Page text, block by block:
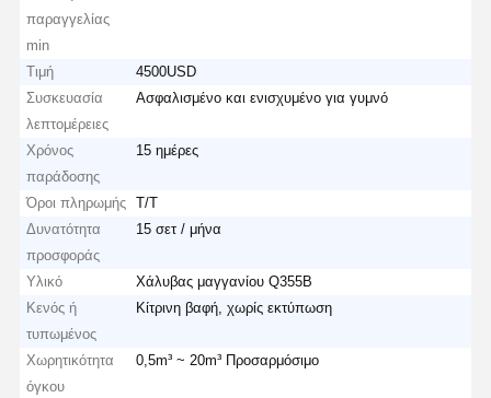
παραγγελίας
min
Τιμή
4500USD
Συσκευασία
λεπτομέρειες
Ασφαλισμένο και ενισχυμένο για γυμνό
Χρόνος
παράδοσης
15 ημέρες
Όροι πληρωμής
T/T
Δυνατότητα
προσφοράς
15 σετ / μήνα
Υλικό
Χάλυβας μαγγανίου Q355B
Κενός ή
τυπωμένος
Κίτρινη βαφή, χωρίς εκτύπωση
Χωρητικότητα
όγκου
0,5m³ ~ 20m³ Προσαρμόσιμο